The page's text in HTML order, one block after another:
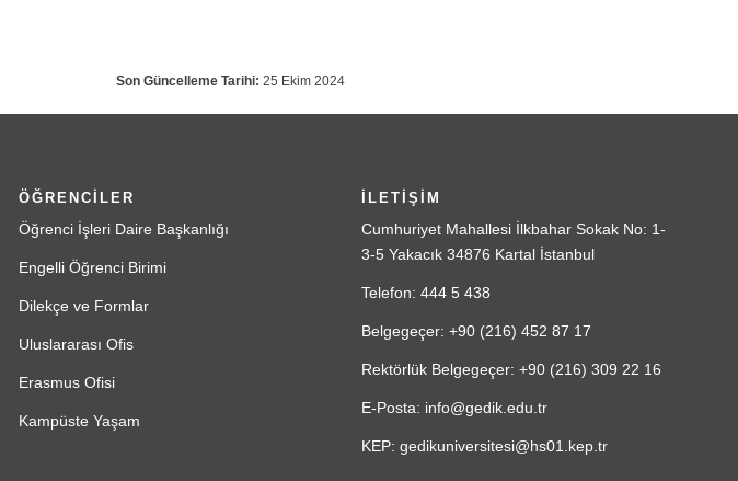
Son Güncelleme Tarihi: 25 Ekim 2024
ÖĞRENCİLER
Öğrenci İşleri Daire Başkanlığı
Engelli Öğrenci Birimi
Dilekçe ve Formlar
Uluslararası Ofis
Erasmus Ofisi
Kampüste Yaşam
İLETİŞİM
Cumhuriyet Mahallesi İlkbahar Sokak No: 1-
3-5 Yakacık 34876 Kartal İstanbul
Telefon: 444 5 438
Belgegeçer: +90 (216) 452 87 17
Rektörlük Belgegeçer: +90 (216) 309 22 16
E-Posta: info@gedik.edu.tr
KEP: gedikuniversitesi@hs01.kep.tr